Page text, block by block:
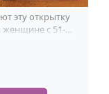
эту открытку
с 51-